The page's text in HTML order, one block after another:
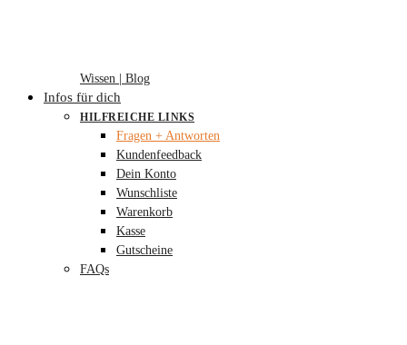
Wissen | Blog
Infos für dich
HILFREICHE LINKS
Fragen + Antworten
Kundenfeedback
Dein Konto
Wunschliste
Warenkorb
Kasse
Gutscheine
FAQs